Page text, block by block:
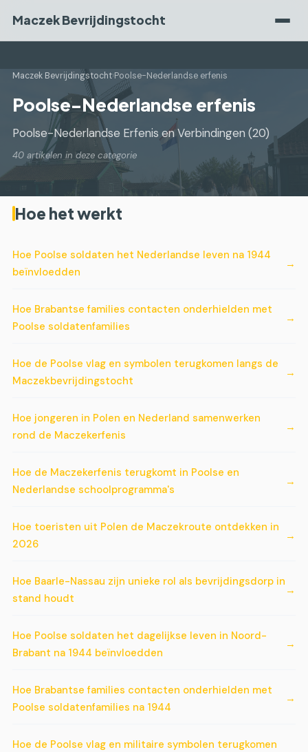
Maczek Bevrijdingstocht
Maczek Bevrijdingstocht›Poolse-Nederlandse erfenis
Poolse-Nederlandse erfenis
Poolse-Nederlandse Erfenis en Verbindingen (20)
40 artikelen in deze categorie
Hoe het werkt
Hoe Poolse soldaten het Nederlandse leven na 1944
beïnvloedden
Hoe Brabantse families contacten onderhielden met
Poolse soldatenfamilies
Hoe de Poolse vlag en symbolen terugkomen langs de
Maczekbevrijdingstocht
Hoe jongeren in Polen en Nederland samenwerken
rond de Maczekerfenis
Hoe de Maczekerfenis terugkomt in Poolse en
Nederlandse schoolprogramma's
Hoe toeristen uit Polen de Maczekroute ontdekken in
2026
Hoe Baarle-Nassau zijn unieke rol als bevrijdingsdorp in
stand houdt
Hoe Poolse soldaten het dagelijkse leven in Noord-
Brabant na 1944 beïnvloedden
Hoe Brabantse families contacten onderhielden met
Poolse soldatenfamilies na 1944
Hoe de Poolse vlag en militaire symbolen terugkomen